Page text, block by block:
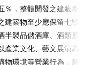
％，整體開發之建蔽率
建築物至少應保留七號
半製品儲酒庫、酒類原
產業文化、藝文展演為
物環境等營業行為，新